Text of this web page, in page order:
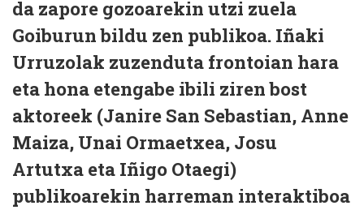
da zapore gozoarekin utzi zuela
Goiburun bildu zen publikoa. Iñaki
Urruzolak zuzenduta frontoian hara
eta hona etengabe ibili ziren bost
aktoreek (Janire San Sebastian, Anne
Maiza, Unai Ormaetxea, Josu
Artutxa eta Iñigo Otaegi)
publikoarekin harreman interaktiboa